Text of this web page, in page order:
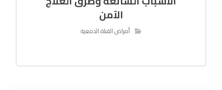
الآمن
أمراض القناة الدمعية